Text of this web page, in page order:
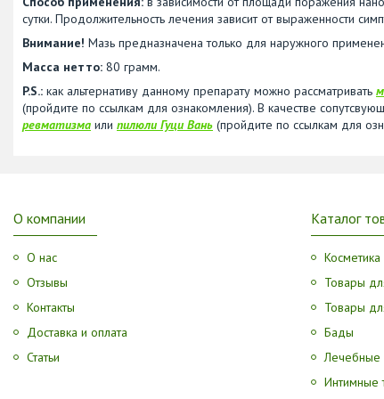
сутки. Продолжительность лечения зависит от выраженности
Внимание! Мазь предназначена только для наружного
Масса нетто: 80 грамм.
P.S.: как альтернативу данному препарату можно рассматривать
(пройдите по ссылкам для ознакомления). В качестве
ревматизма или пилюли Гуци Вань (пройдите по ссылкам для
О компании
О нас
Отзывы
Контакты
Доставка и оплата
Статьи
Каталог
Косметика
Товары
Товары
Бады
Лечебные
Интимные